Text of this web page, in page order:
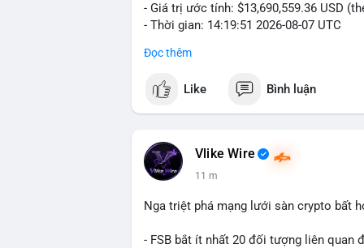
- Giá trị ước tính: $13,690,559.36 USD
- Thời gian: 14:19:51 2026-08-07 UTC
Nhận định phân tích hành vi của Cá voi
Lời khuyên ngắn gọn cho nhà đầu tư nhỏ
phải là các từ khóa cụ thể xuất hiện
giá USD). TUYỆT ĐỐI KHÔNG lặp lại
#whalealert ,#smartmoney
chuyển ví lạnh:#45btc #vilanh
Đọc thêm
Like Bình luận
Vlike Wire
11 m
Nga triệt phá mạng lưới sàn crypto bất
- FSB bắt ít nhất 20 đối tượng liên quan